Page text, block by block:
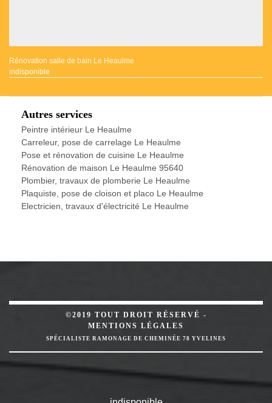
Rénovation salle de bain Le Heaulme
indisponible
Autres services
Peintre intérieur Le Heaulme
Carreleur, pose de carrelage Le Heaulme
Pose et rénovation de cuisine Le Heaulme
Rénovation de maison Le Heaulme 95640
Plombier, travaux de plomberie Le Heaulme
Plaquiste, pose de cloison et placo Le Heaulme
Electricien, travaux d'électricité Le Heaulme
©2019 TOUT DROIT RÉSERVÉ -
MENTIONS LÉGALES
SPÉCIALISTE RAMONAGE DE CHEMINÉE 78 YVELINES